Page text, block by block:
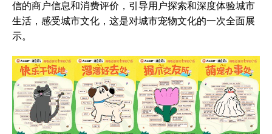
信的商户信息和消费评价，引导用户探索和深度体验城市
生活，感受城市文化，这是对城市宠物文化的一次全面展
示。